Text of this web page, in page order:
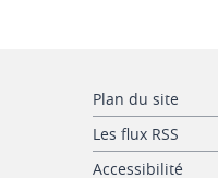
Plan du site
Les flux RSS
Accessibilité